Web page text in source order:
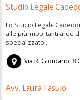
Studio Legale
Lo Studio Legale
alle più importanti aree
specializzato...
Via R. Giordano, 8
Avv. Laura Fasulo